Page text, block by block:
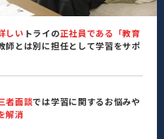
しい トライの正社員である「教育
師とは別に担任として学習をサポ
者面談では学習に関するお悩みや
解消